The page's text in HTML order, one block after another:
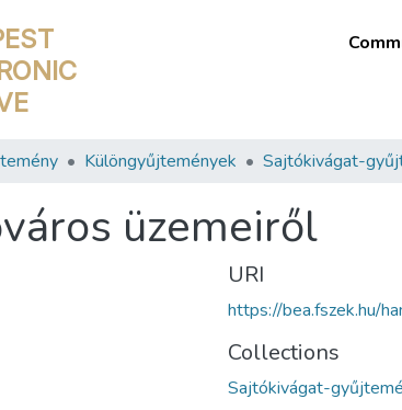
Különgyűjtemények Sajtókivágat-
üzemeiről
URI
https://bea.fszek.hu/
Collections
Sajtókivágat-